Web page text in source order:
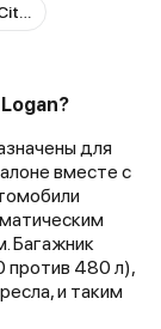
Сравнение Chery Tiggo 7 Pro Max и Geely Cityray
для
вместе с
Багажник
против 480 л),
и таким